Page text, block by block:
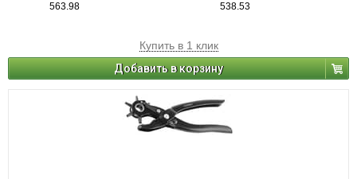
563.98 538.53
Купить в 1 клик
Добавить в корзину